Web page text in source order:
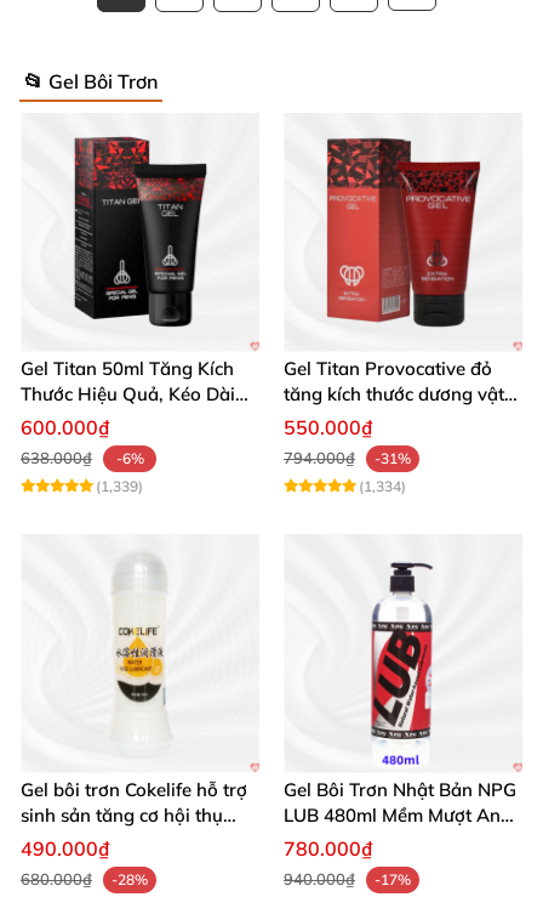
📂 Gel Bôi Trơn
Gel Titan 50ml Tăng Kích
Thước Hiệu Quả, Kéo Dài
Thời Gian
600.000₫
638.000₫
-6%
(1,339)
Gel Titan Provocative đỏ
tăng kích thước dương vật
chính hãng 50ml nam
550.000₫
794.000₫
-31%
(1,334)
Gel bôi trơn Cokelife hỗ trợ
sinh sản tăng cơ hội thụ
thai
490.000₫
680.000₫ -28%
Gel Bôi Trơn Nhật Bản NPG
LUB 480ml Mềm Mượt An
Toàn Giá Tốt
780.000₫
940.000₫ -17%